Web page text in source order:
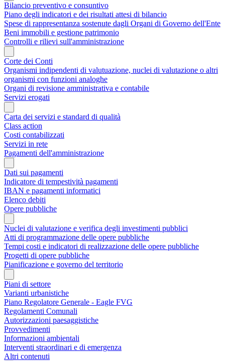
Bilancio preventivo e consuntivo
Piano degli indicatori e dei risultati attesi di bilancio
Spese di rappresentanza sostenute dagli Organi di Governo dell'Ente
Beni immobili e gestione patrimonio
Controlli e rilievi sull'amministrazione
Corte dei Conti
Organismi indipendenti di valutuazione, nuclei di valutazione o altri
organismi con funzioni analoghe
Organi di revisione amministrativa e contabile
Servizi erogati
Carta dei servizi e standard di qualità
Class action
Costi contabilizzati
Servizi in rete
Pagamenti dell'amministrazione
Dati sui pagamenti
Indicatore di tempestività pagamenti
IBAN e pagamenti informatici
Elenco debiti
Opere pubbliche
Nuclei di valutazione e verifica degli investimenti pubblici
Atti di programmazione delle opere pubbliche
Tempi costi e indicatori di realizzazione delle opere pubbliche
Progetti di opere pubbliche
Pianificazione e governo del territorio
Piani di settore
Varianti urbanistiche
Piano Regolatore Generale - Eagle FVG
Regolamenti Comunali
Autorizzazioni paesaggistiche
Provvedimenti
Informazioni ambientali
Interventi straordinari e di emergenza
Altri contenuti